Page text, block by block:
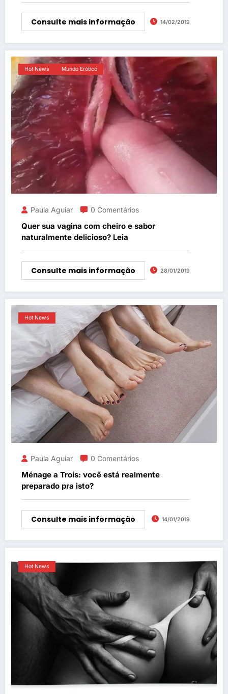
Consulte mais informação 14/02/2019
Hot News Mundo Erótico
Paula Aguiar 0 Comentários
Quer sua vagina com cheiro e sabor
naturalmente delicioso? Leia
Consulte mais informação 28/01/2019
Hot News
Paula Aguiar 0 Comentários
Ménage a Trois: você está realmente
preparado pra isto?
Consulte mais informação 14/01/2019
Hot News